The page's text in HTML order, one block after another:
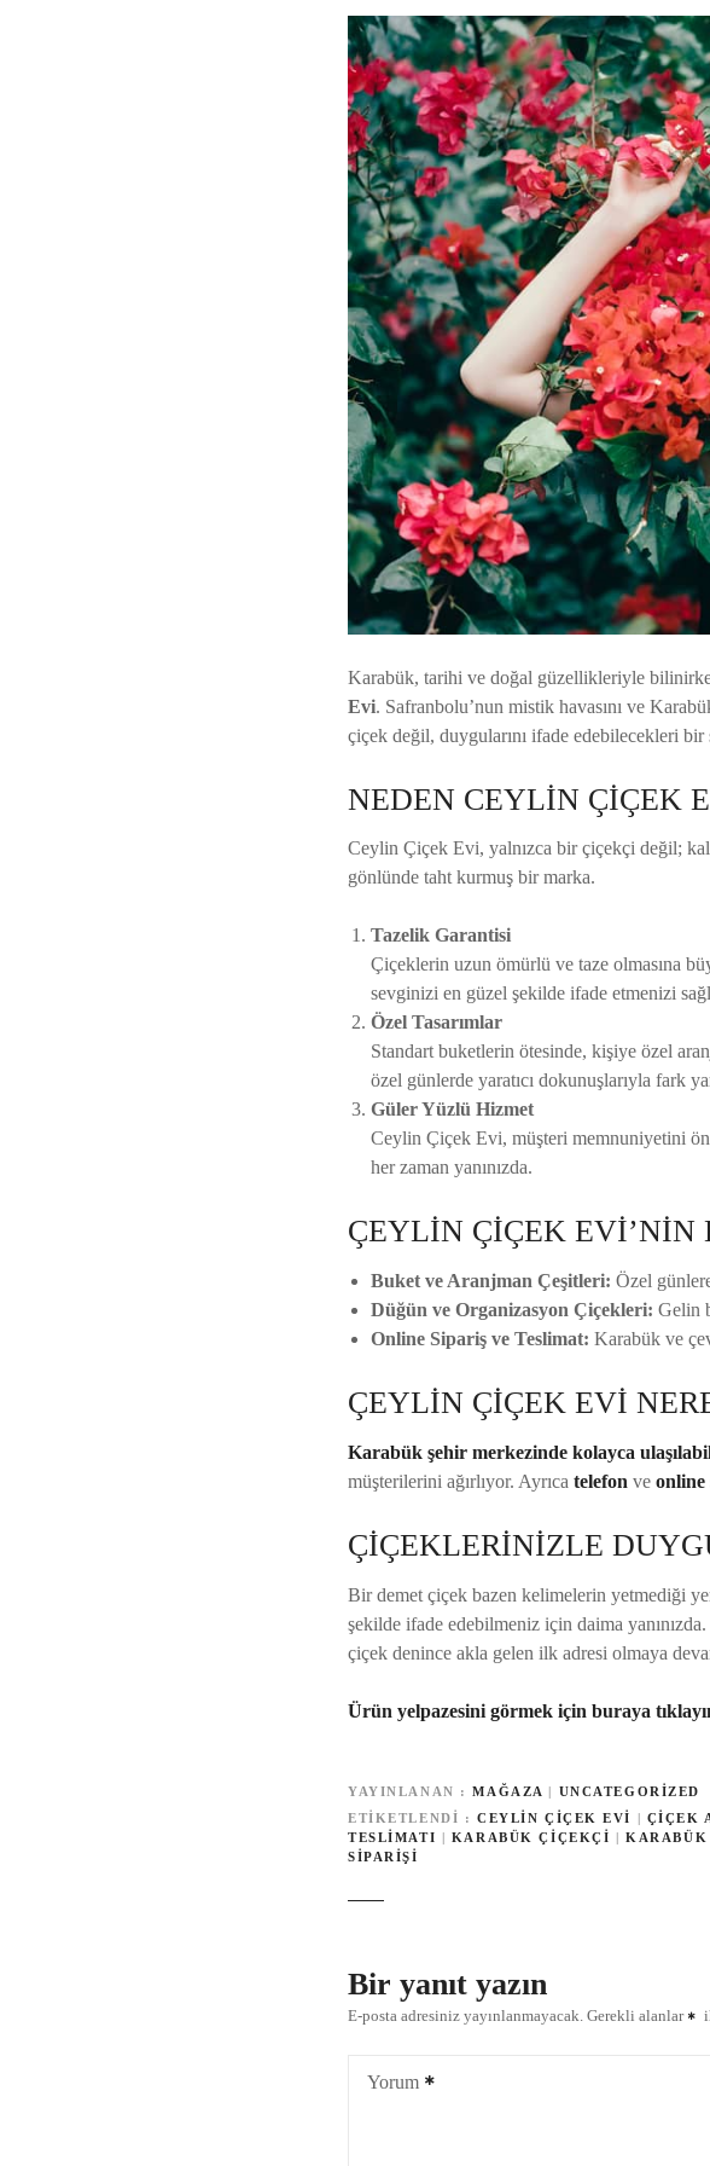
Karabük, tarihi ve doğal güzellikleriyle
Evi. Safranbolu’nun mistik havasını ve
çiçek değil, duygularını ifade edebilecekleri bir
NEDEN CEYLİN ÇİÇEK
Ceylin Çiçek Evi, yalnızca bir çiçekçi değil;
gönlünde taht kurmuş bir marka.
Tazelik Garantisi
Çiçeklerin uzun ömürlü ve taze olmasına
sevginizi en güzel şekilde ifade etmenizi
Özel Tasarımlar
Standart buketlerin ötesinde, kişiye özel
özel günlerde yaratıcı dokunuşlarıyla fark
Güler Yüzlü Hizmet
Ceylin Çiçek Evi, müşteri memnuniyetini
her zaman yanınızda.
ÇEYLİN ÇİÇEK EVİ’NİN
Buket ve Aranjman Çeşitleri: Özel
Düğün ve Organizasyon Çiçekleri: Gelin
Online Sipariş ve Teslimat: Karabük ve
ÇEYLİN ÇİÇEK EVİ
Karabük şehir merkezinde kolayca
müşterilerini ağırlıyor. Ayrıca telefon ve online
ÇİÇEKLERİNİZLE
Bir demet çiçek bazen kelimelerin yetmediği
şekilde ifade edebilmeniz için daima
çiçek denince akla gelen ilk adresi olmaya
Ürün yelpazesini görmek için buraya
YAYINLANAN MAĞAZA
UNCATEGORIZED
ETIKETLENDI
CEYLIN ÇIÇEK EVI | ÇIÇEK
TESLIMATI | KARABÜK ÇIÇEKÇI |
SIPARIŞI
Bir yanıt yazın
E-posta adresiniz yayınlanmayacak. Gerekli alanlar
Yorum